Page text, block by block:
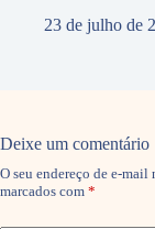
23 de julho de
Deixe um comentário
O seu endereço de e-mail
marcados com *